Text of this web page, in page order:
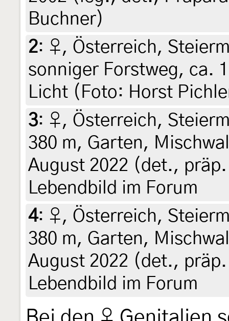
Buchner)
2: ♀, Österreich,
sonniger Forstweg, ca.
Licht (Foto: Horst
3: ♀, Österreich,
380 m, Garten,
August 2022 (det.,
Lebendbild im Forum
4: ♀, Österreich,
380 m, Garten,
August 2022 (det.,
Lebendbild im Forum